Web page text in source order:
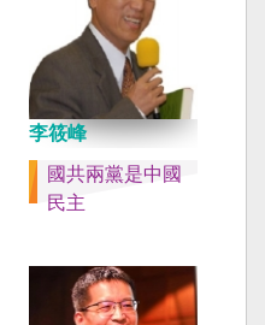
李筱峰
國共兩黨是中國
民主